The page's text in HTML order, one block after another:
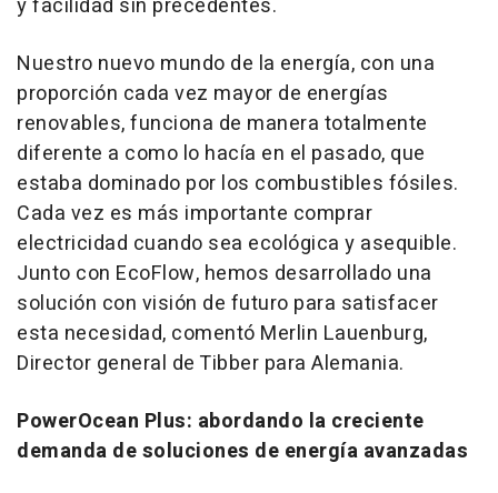
y facilidad sin precedentes.
Nuestro nuevo mundo de la energía, con una
proporción cada vez mayor de energías
renovables, funciona de manera totalmente
diferente a como lo hacía en el pasado, que
estaba dominado por los combustibles fósiles.
Cada vez es más importante comprar
electricidad cuando sea ecológica y asequible.
Junto con EcoFlow, hemos desarrollado una
solución con visión de futuro para satisfacer
esta necesidad, comentó Merlin Lauenburg,
Director general de Tibber para Alemania.
PowerOcean Plus: abordando la creciente
demanda de soluciones de energía avanzadas